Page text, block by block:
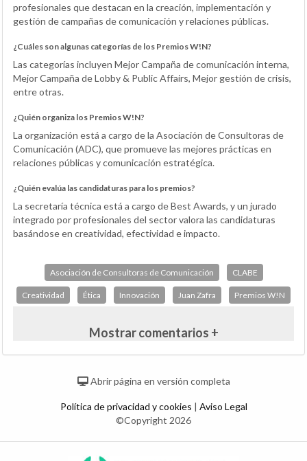
profesionales que destacan en la creación, implementación y
gestión de campañas de comunicación y relaciones públicas.
¿Cuáles son algunas categorías de los Premios W!N?
Las categorías incluyen Mejor Campaña de comunicación interna,
Mejor Campaña de Lobby & Public Affairs, Mejor gestión de crisis,
entre otras.
¿Quién organiza los Premios W!N?
La organización está a cargo de la Asociación de Consultoras de
Comunicación (ADC), que promueve las mejores prácticas en
relaciones públicas y comunicación estratégica.
¿Quién evalúa las candidaturas para los premios?
La secretaría técnica está a cargo de Best Awards, y un jurado
integrado por profesionales del sector valora las candidaturas
basándose en creatividad, efectividad e impacto.
Asociación de Consultoras de Comunicación CLABE
Creatividad Ética Innovación Juan Zafra Premios W!N
Mostrar comentarios +
Abrir página en versión completa
Política de privacidad y cookies | Aviso Legal
©Copyright 2026